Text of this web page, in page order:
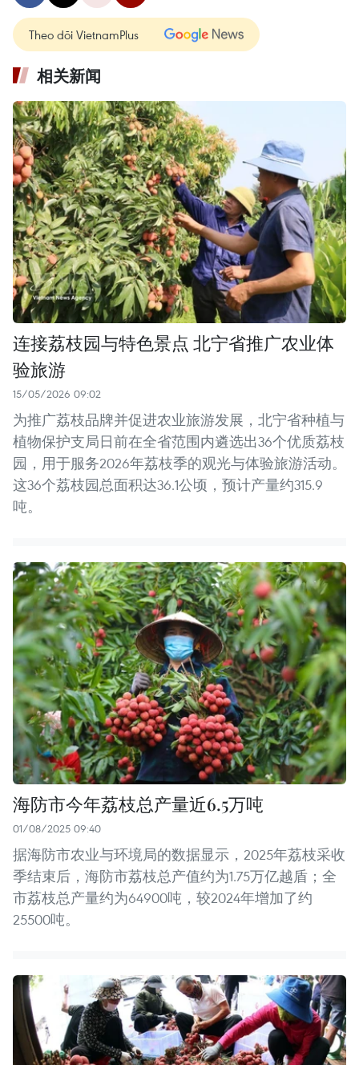
Theo dõi VietnamPlus
相关新闻
连接荔枝园与特色景点 北宁省推广农业体
验旅游
15/05/2026 09:02
为推广荔枝品牌并促进农业旅游发展，北宁省种植与
植物保护支局日前在全省范围内遴选出36个优质荔枝
园，用于服务2026年荔枝季的观光与体验旅游活动。
这36个荔枝园总面积达36.1公顷，预计产量约315.9
吨。
海防市今年荔枝总产量近6.5万吨
01/08/2025 09:40
据海防市农业与环境局的数据显示，2025年荔枝采收
季结束后，海防市荔枝总产值约为1.75万亿越盾；全
市荔枝总产量约为64900吨，较2024年增加了约
25500吨。